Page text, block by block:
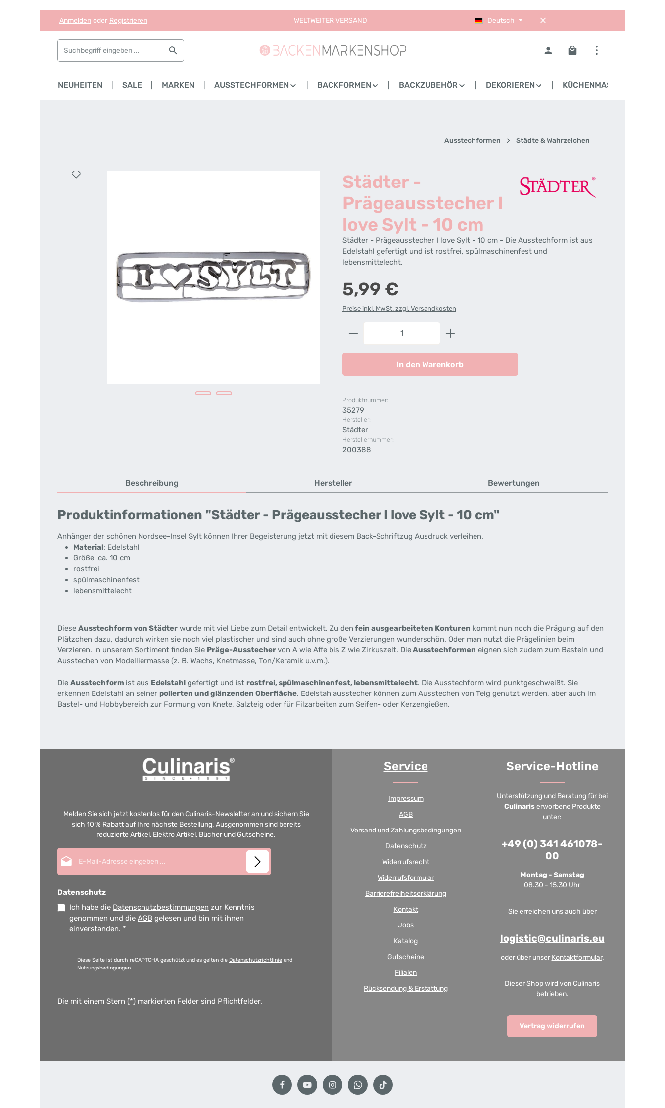
Zum Hauptinhalt springen
Zur Suche springen
Zur Hauptnavigation springen
Anmelden oder Registrieren WELTWEITER VERSAND Deutsch
Warenkorb enthält 0
NEUHEITEN SALE MARKEN AUSSTECHFORMEN BACKFORMEN BACKZUBEHÖR DEKORIEREN KÜCHENMASCHINEN
Ausstechformen Städte & Wahrzeichen
Bildergalerie überspringen
Städter -
Prägeausstecher I
love Sylt - 10 cm
Städter - Prägeausstecher I love Sylt - 10 cm - Die Ausstechform ist aus
Edelstahl gefertigt und ist rostfrei, spülmaschinenfest und
lebensmittelecht.
Regulärer Preis:
5,99 €
Preise inkl. MwSt. zzgl. Versandkosten
Produkt Anzahl: Gib den gewünschten Wert ein oder
In den Warenkorb
Produktnummer:
35279
Hersteller:
Städter
Herstellernummer:
200388
Beschreibung Hersteller Bewertungen
Produktinformationen "Städter - Prägeausstecher I love Sylt - 10 cm"
Anhänger der schönen Nordsee-Insel Sylt können Ihrer Begeisterung jetzt mit diesem Back-Schriftzug Ausdruck verleihen.
Material: Edelstahl
Größe: ca. 10 cm
rostfrei
spülmaschinenfest
lebensmittelecht
Diese Ausstechform von Städter wurde mit viel Liebe zum Detail entwickelt. Zu den fein ausgearbeiteten Konturen kommt nun noch die Prägung auf den
Plätzchen dazu, dadurch wirken sie noch viel plastischer und sind auch ohne große Verzierungen wunderschön. Oder man nutzt die Prägelinien beim
Verzieren. In unserem Sortiment finden Sie Präge-Ausstechervon A wie Affe bis Z wie Zirkuszelt. DieAusstechformen eignen sich zudem zum Basteln und
Ausstechen von Modelliermasse (z. B. Wachs, Knetmasse, Ton/Keramik u.v.m.).
Die Ausstechform ist aus Edelstahl gefertigt und ist rostfrei, spülmaschinenfest, lebensmittelecht. Die Ausstechform wird punktgeschweißt. Sie
erkennen Edelstahl an seiner polierten und glänzenden Oberfläche. Edelstahlausstecher können zum Ausstechen von Teig genutzt werden, aber auch im
Bastel- und Hobbybereich zur Formung von Knete, Salzteig oder für Filzarbeiten zum Seifen- oder Kerzengießen.
Melden Sie sich jetzt kostenlos für den Culinaris-Newsletter an und sichern Sie
sich 10 % Rabatt auf Ihre nächste Bestellung. Ausgenommen sind bereits
reduzierte Artikel, Elektro Artikel, Bücher und Gutscheine.
Datenschutz
Ich habe die Datenschutzbestimmungen zur Kenntnis
genommen und die AGB gelesen und bin mit ihnen
einverstanden. *
Diese Seite ist durch reCAPTCHA geschützt und es gelten die Datenschutzrichtlinie und
Nutzungsbedingungen.
Die mit einem Stern (*) markierten Felder sind Pflichtfelder.
Service
Impressum
AGB
Versand und Zahlungsbedingungen
Datenschutz
Widerrufsrecht
Widerrufsformular
Barrierefreiheitserklärung
Kontakt
Jobs
Katalog
Gutscheine
Filialen
Rücksendung & Erstattung
Service-Hotline
Unterstützung und Beratung für bei
Culinariserworbene Produkte
unter:
+49 (0) 341 461078-
00
Montag - Samstag
08.30 - 15.30 Uhr
Sie erreichen uns auch über
logistic@culinaris.eu
oder über unser Kontaktformular.
Dieser Shop wird von Culinaris
betrieben.
Vertrag widerrufen